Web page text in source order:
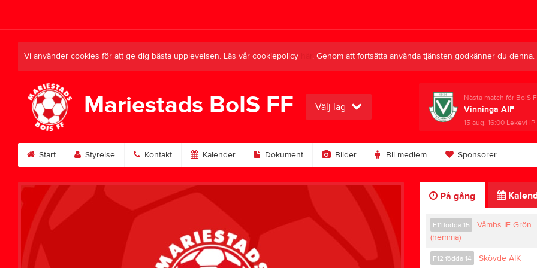
Vi använder cookies för att ge dig bästa upplevelsen. Läs vår cookiepolicy . Genom att fortsätta använda tjänsten godkänner du denna.
Mariestads BoIS FF Välj lag
Nästa match för BoIS
Vinninga AIF
15 aug, 16:00 Lekevi
Start Styrelse Kontakt Kalender Dokument Bilder Bli medlem Sponsorer
På gång
F11 födda 15
Våmbs IF Grön
(hemma)
F12 födda 14
Skövde AIK